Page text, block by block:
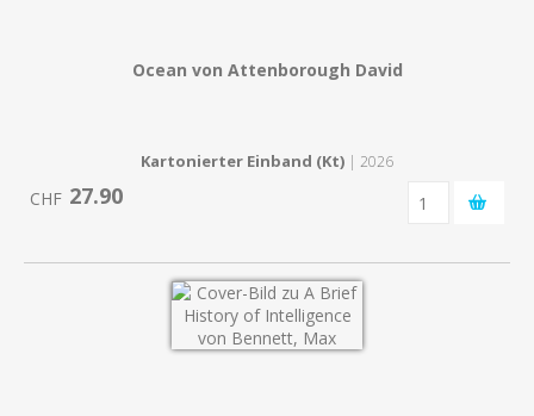
Ocean von Attenborough David
Kartonierter Einband (Kt) | 2026
CHF 27.90